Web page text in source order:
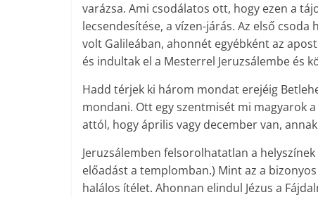
varázsa. Ami csodálatos ott, hogy ezen a
lecsendesítése, a vízen-járás. Az első csoda
volt Galileában, ahonnét egyébként az
és indultak el a Mesterrel Jeruzsálembe és
Hadd térjek ki három mondat erejéig
mondani. Ott egy szentmisét mi magyarok
attól, hogy április vagy december van,
Jeruzsálemben felsorolhatatlan a
előadást a templomban.) Mint az a
halálos ítélet. Ahonnan elindul Jézus a